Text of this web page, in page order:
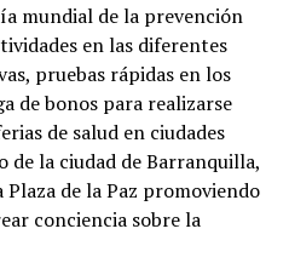
mundial de la prevención
en las diferentes
pruebas rápidas en los
de bonos para realizarse
de salud en ciudades
de la ciudad de Barranquilla,
de la Paz promoviendo
conciencia sobre la